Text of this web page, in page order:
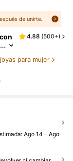
de unirte.
4.88 (500+)
para mujer
Ago 14 - Ago